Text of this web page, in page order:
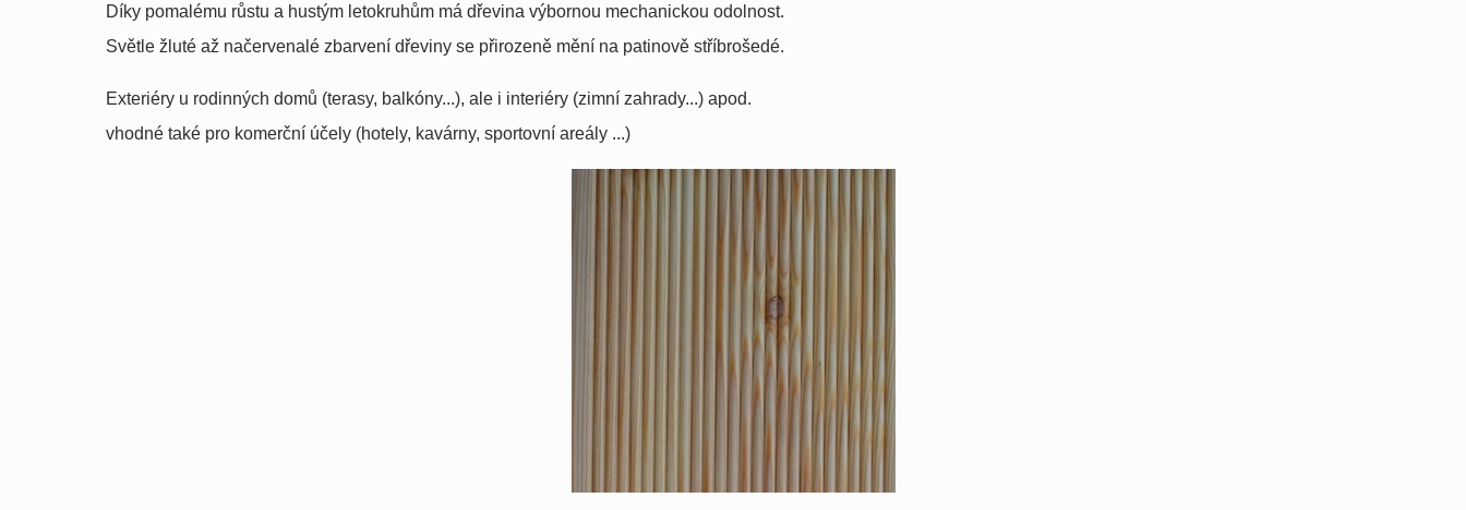
Díky pomalému růstu a hustým letokruhům má dřevina výbornou mechanickou odolnost.
Světle žluté až načervenalé zbarvení dřeviny se přirozeně mění na patinově stříbrošedé.
Exteriéry u rodinných domů (terasy, balkóny...), ale i interiéry (zimní zahrady...) apod.
vhodné také pro komerční účely (hotely, kavárny, sportovní areály ...)